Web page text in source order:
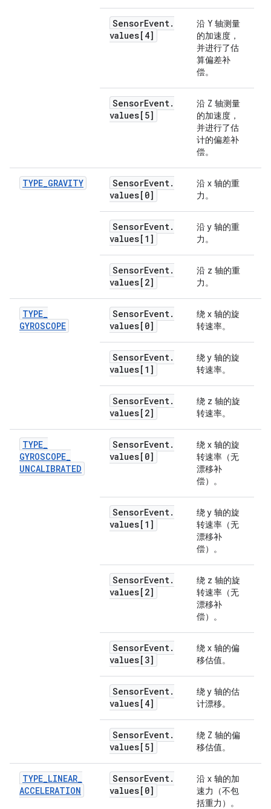
SensorEvent.
values[4]
沿 Y 轴测量
的加速度，
并进行了估
算偏差补
偿。
SensorEvent.
values[5]
沿 Z 轴测量
的加速度，
并进行了估
计的偏差补
偿。
TYPE_GRAVITY SensorEvent.
values[0]
沿 x 轴的重
力。
SensorEvent.
values[1]
沿 y 轴的重
力。
SensorEvent.
values[2]
沿 z 轴的重
力。
TYPE_
GYROSCOPE
SensorEvent.
values[0]
绕 x 轴的旋
转速率。
SensorEvent.
values[1]
绕 y 轴的旋
转速率。
SensorEvent.
values[2]
绕 z 轴的旋
转速率。
TYPE_
GYROSCOPE_
UNCALIBRATED
SensorEvent.
values[0]
绕 x 轴的旋
转速率（无
漂移补
偿）。
SensorEvent.
values[1]
绕 y 轴的旋
转速率（无
漂移补
偿）。
SensorEvent.
values[2]
绕 z 轴的旋
转速率（无
漂移补
偿）。
SensorEvent.
values[3]
绕 x 轴的偏
移估值。
SensorEvent.
values[4]
绕 y 轴的估
计漂移。
SensorEvent.
values[5]
绕 Z 轴的偏
移估值。
TYPE_LINEAR_
ACCELERATION
SensorEvent.
values[0]
沿 x 轴的加
速力（不包
括重力）。